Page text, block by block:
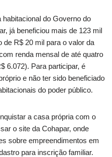
do Governo do
já beneficiou mais de 123 mil
R$ 20 mil para o valor da
renda mensal de até quatro
6.072). Para participar, é
e não ter sido beneficiado
do poder público.
a casa própria com o
o site da Cohapar, onde
sobre empreendimentos em
para inscrição familiar.